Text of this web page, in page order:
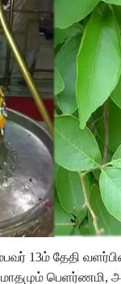
13ம் தேதி
பெளர்ணமி,